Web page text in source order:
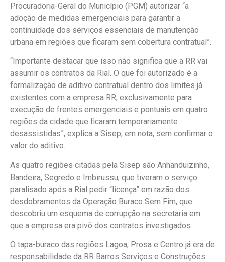
Procuradoria-Geral do Município (PGM) autorizar “a
adoção de medidas emergenciais para garantir a
continuidade dos serviços essenciais de manutenção
urbana em regiões que ficaram sem cobertura contratual”.
“Importante destacar que isso não significa que a RR vai
assumir os contratos da Rial. O que foi autorizado é a
formalização de aditivo contratual dentro dos limites já
existentes com a empresa RR, exclusivamente para
execução de frentes emergenciais e pontuais em quatro
regiões da cidade que ficaram temporariamente
desassistidas”, explica a Sisep, em nota, sem confirmar o
valor do aditivo.
As quatro regiões citadas pela Sisep são Anhanduizinho,
Bandeira, Segredo e Imbirussu, que tiveram o serviço
paralisado após a Rial pedir “licença” em razão dos
desdobramentos da Operação Buraco Sem Fim, que
descobriu um esquema de corrupção na secretaria em
que a empresa era pivô dos contratos investigados.
O tapa-buraco das regiões Lagoa, Prosa e Centro já era de
responsabilidade da RR Barros Serviços e Construções